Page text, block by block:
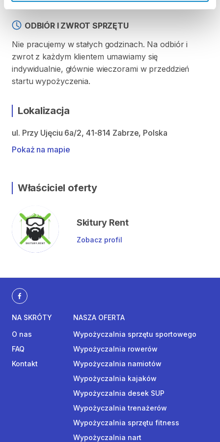
ODBIÓR I ZWROT SPRZĘTU
Nie pracujemy w stałych godzinach. Na odbiór i
zwrot z każdym klientem umawiamy się
indywidualnie, głównie wieczorami w przeddzień
startu wypożyczenia.
Lokalizacja
ul. Przy Ujęciu 6a/2, 41-814 Zabrze, Polska
Pokaż na mapie
Właściciel oferty
Skitury Rent
Zobacz profil
NA SKRÓTY
O nas
FAQ
Kontakt
NASZA OFERTA
Wypożyczalnia sprzętu sportowego
Wypożyczalnia rowerów
Wypożyczalnia namiotów
Wypożyczalnia kajaków
Wypożyczalnia desek SUP
Wypożyczalnia trenażerów
Wypożyczalnia sprzętu fitness
Wypożyczalnia nart